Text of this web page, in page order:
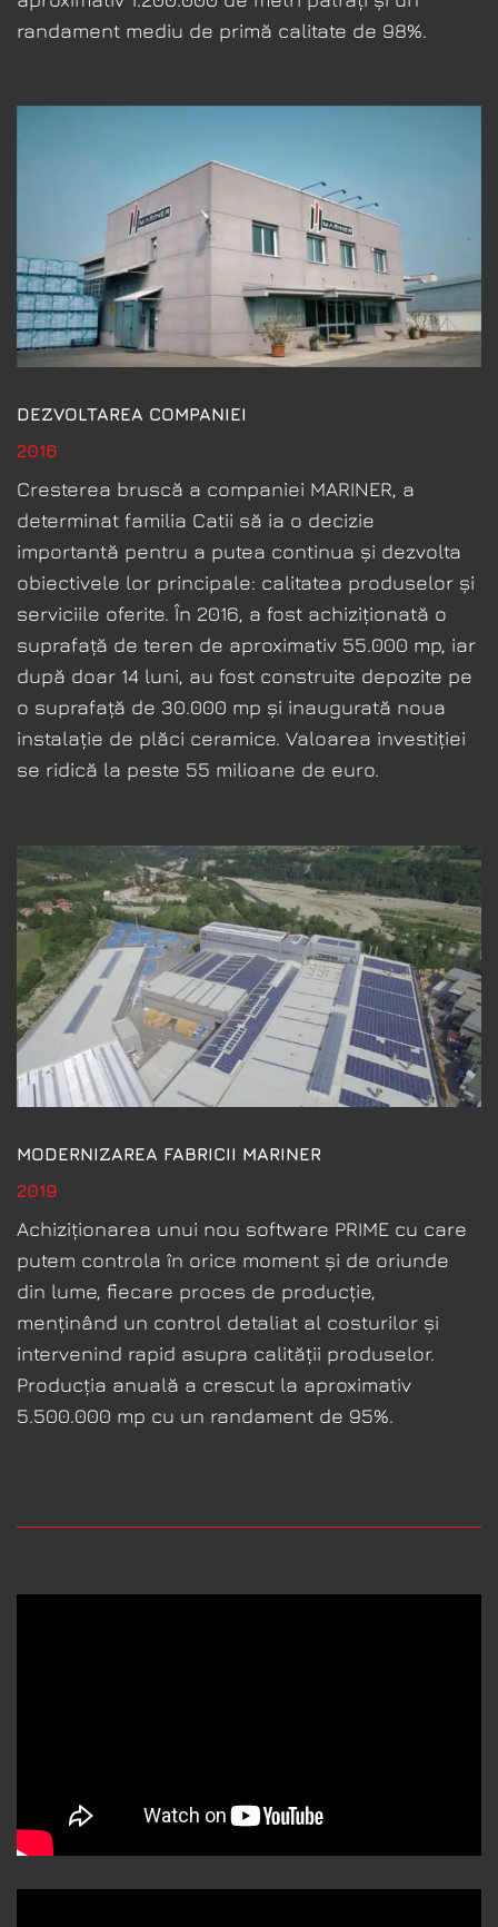
randament mediu de primă calitate de 98%.
DEZVOLTAREA COMPANIEI
2016
Cresterea bruscă a companiei MARINER, a
determinat familia Catii să ia o decizie
importantă pentru a putea continua și dezvolta
obiectivele lor principale: calitatea produselor și
serviciile oferite. În 2016, a fost achiziționată o
suprafață de teren de aproximativ 55.000 mp, iar
după doar 14 luni, au fost construite depozite pe
o suprafață de 30.000 mp și inaugurată noua
instalație de plăci ceramice. Valoarea investiției
se ridică la peste 55 milioane de euro.
MODERNIZAREA FABRICII MARINER
2019
Achiziționarea unui nou software PRIME cu care
putem controla în orice moment și de oriunde
din lume, fiecare proces de producție,
menținând un control detaliat al costurilor și
intervenind rapid asupra calității produselor.
Producția anuală a crescut la aproximativ
5.500.000 mp cu un randament de 95%.